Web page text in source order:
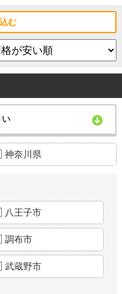
む
い
神奈川県
八王子市
調布市
武蔵野市